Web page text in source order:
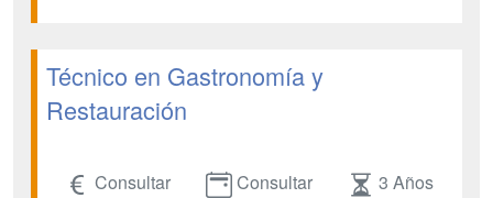
Técnico en Gastronomía y
Restauración
Consultar Consultar 3 Años